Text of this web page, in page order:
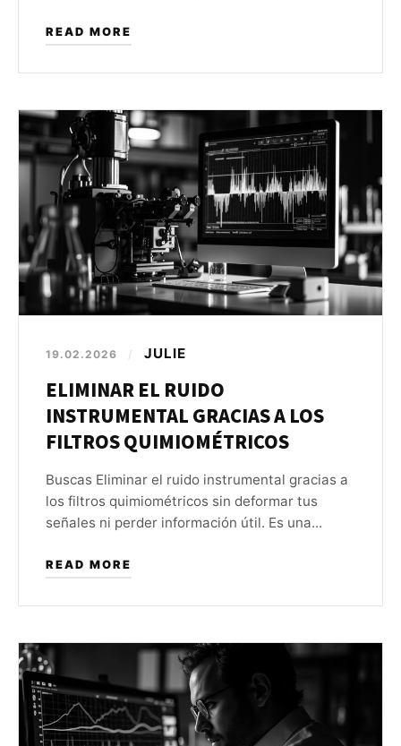
READ MORE
19.02.2026 / JULIE
ELIMINAR EL RUIDO
INSTRUMENTAL GRACIAS A LOS
FILTROS QUIMIOMÉTRICOS
Buscas Eliminar el ruido instrumental gracias a
los filtros quimiométricos sin deformar tus
señales ni perder información útil. Es una...
READ MORE